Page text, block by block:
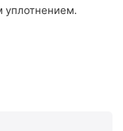
уплотнением.